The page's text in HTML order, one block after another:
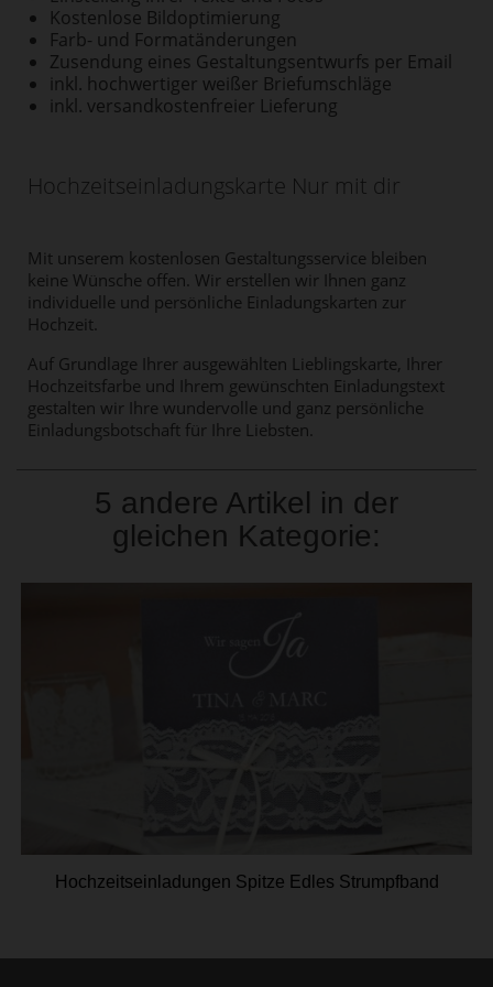
Kostenlose Bildoptimierung
Farb- und Formatänderungen
Zusendung eines Gestaltungsentwurfs per Email
inkl. hochwertiger weißer Briefumschläge
inkl. versandkostenfreier Lieferung
Hochzeitseinladungskarte Nur mit dir
Mit unserem kostenlosen Gestaltungsservice bleiben
keine Wünsche offen. Wir erstellen wir Ihnen ganz
individuelle und persönliche Einladungskarten zur
Hochzeit.
Auf Grundlage Ihrer ausgewählten Lieblingskarte, Ihrer
Hochzeitsfarbe und Ihrem gewünschten Einladungstext
gestalten wir Ihre wundervolle und ganz persönliche
Einladungsbotschaft für Ihre Liebsten.
5 andere Artikel in der
gleichen Kategorie:
Hochzeitseinladungen Spitze Edles Strumpfband